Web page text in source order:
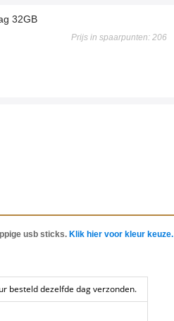
32GB
Prijs in spaarpunten: 206
usb sticks. Klik hier voor kleur keuze.
besteld dezelfde dag verzonden.